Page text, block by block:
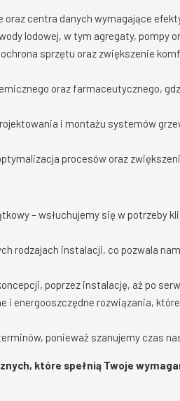
oraz centra danych wymagające
lodowej, w tym agregaty, pompy
sprzętu oraz zwiększenie
oraz farmaceutycznego,
i montażu systemów
procesów oraz
– wsłuchujemy się w potrzeby
rodzajach instalacji, co pozwala
poprzez instalację, aż po
i energooszczędne rozwiązania,
ponieważ szanujemy czas
które spełnią Twoje